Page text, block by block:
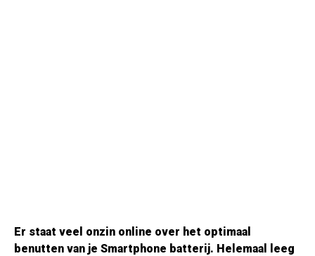
Er staat veel onzin online over het optimaal
benutten van je Smartphone batterij. Helemaal leeg